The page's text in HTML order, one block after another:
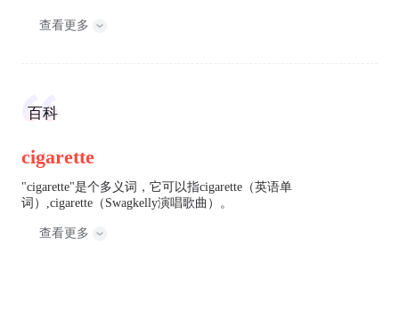
查看更多
百科
cigarette
"cigarette"是个多义词，它可以指cigarette（英语单
词）,cigarette（Swagkelly演唱歌曲）。
查看更多